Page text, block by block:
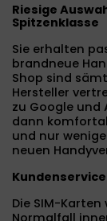
Riesige
Spitzenklasse
Sie erhalten
brandneue
Shop sind
Hersteller
zu Google und
dann
und nur
neuen
Die SIM-
Normalfall